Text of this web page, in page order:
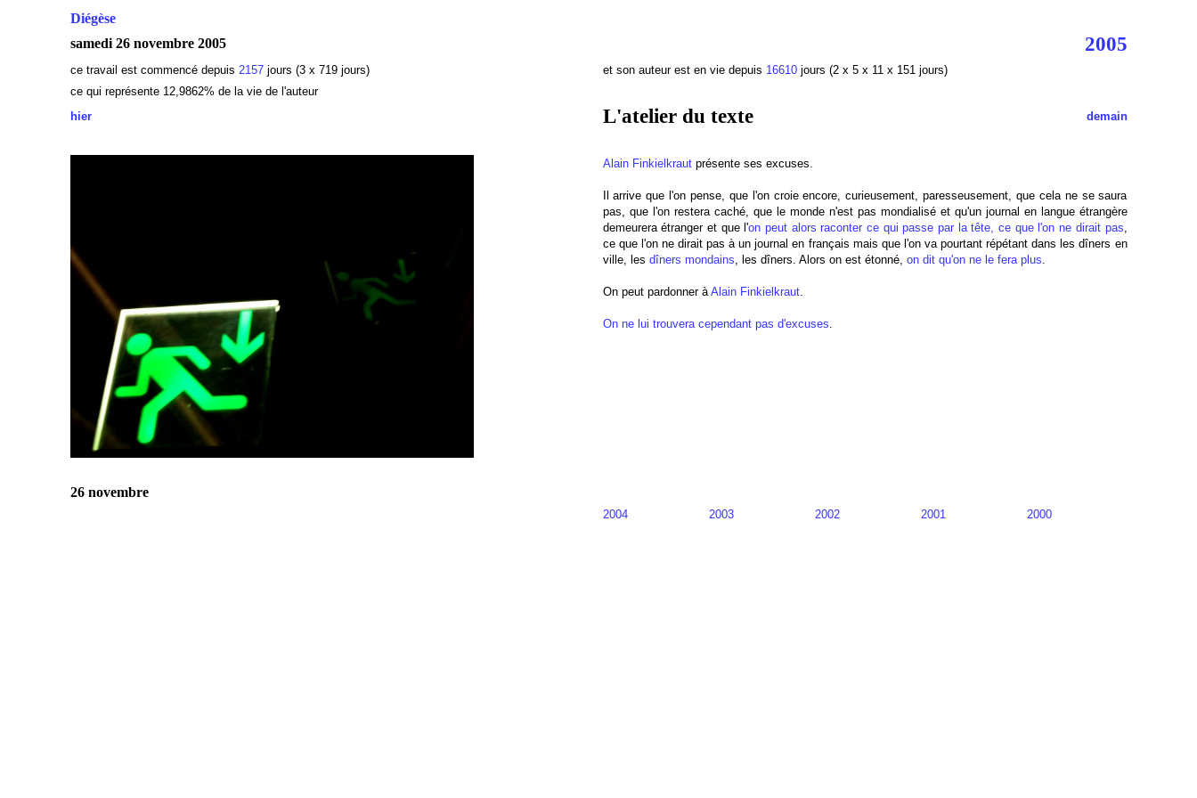
Diégèse
samedi 26 novembre 2005
2005
ce travail est commencé depuis 2157jours (3 x 719 jours) et son auteur est en vie depuis 16610 jours (2 x 5 x 11 x 151 jours)
ce qui représente 12,9862% de la vie de l'auteur
hier
L'atelier du texte demain
Alain Finkielkrautprésente ses excuses.
Il arrive que l'on pense, que l'on croie encore, curieusement, paresseusement, que cela ne se saura
pas, que l'on restera caché, que le monde n'est pas mondialisé et qu'un journal en langue étrangère
demeurera étranger et que l'on peut alors raconter ce qui passe par la tête, ce que l'on ne dirait pas,
ce que l'on ne dirait pas à un journal en français mais que l'on va pourtant répétant dans les dîners en
ville, les dîners mondains, les dîners. Alors on est étonné, on dit qu'on ne le fera plus.
On peut pardonner àAlain Finkielkraut.
On ne lui trouvera cependant pas d'excuses.
26 novembre
2004 2003 2002 2001 2000